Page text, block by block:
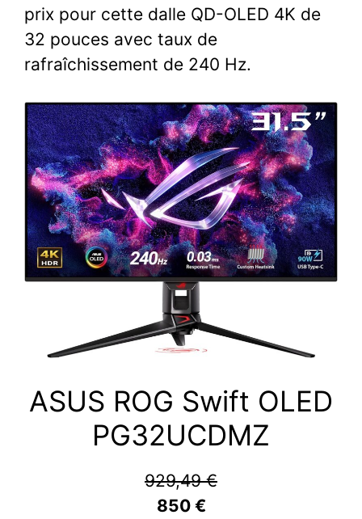
prix pour cette dalle QD-OLED 4K de
32 pouces avec taux de
rafraîchissement de 240 Hz.
ASUS ROG Swift OLED
PG32UCDMZ
929,49 €
850 €